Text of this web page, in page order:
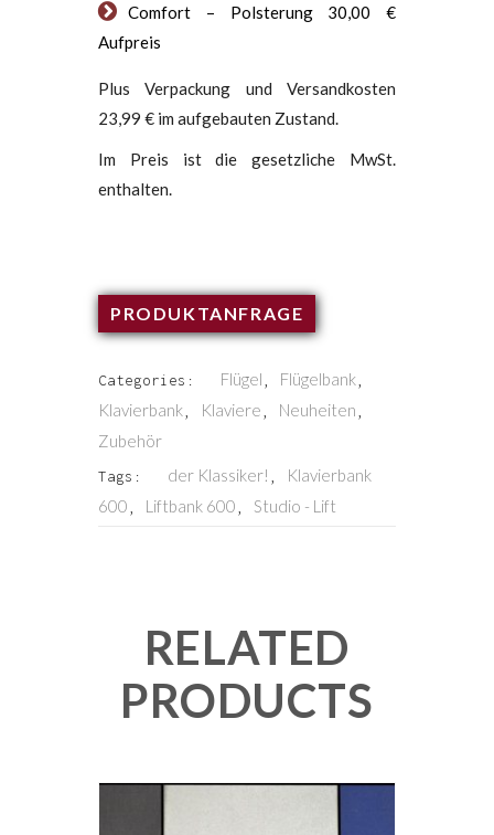
Comfort – Polsterung 30,00 €
Aufpreis
Plus Verpackung und Versandkosten
23,99 € im aufgebauten Zustand.
Im Preis ist die gesetzliche MwSt.
enthalten.
PRODUKTANFRAGE
Categories: Flügel Flügelbank
Klavierbank Klaviere Neuheiten
Zubehör
Tags: der Klassiker!
Klavierbank
600
Liftbank 600 Studio - Lift
RELATED
PRODUCTS